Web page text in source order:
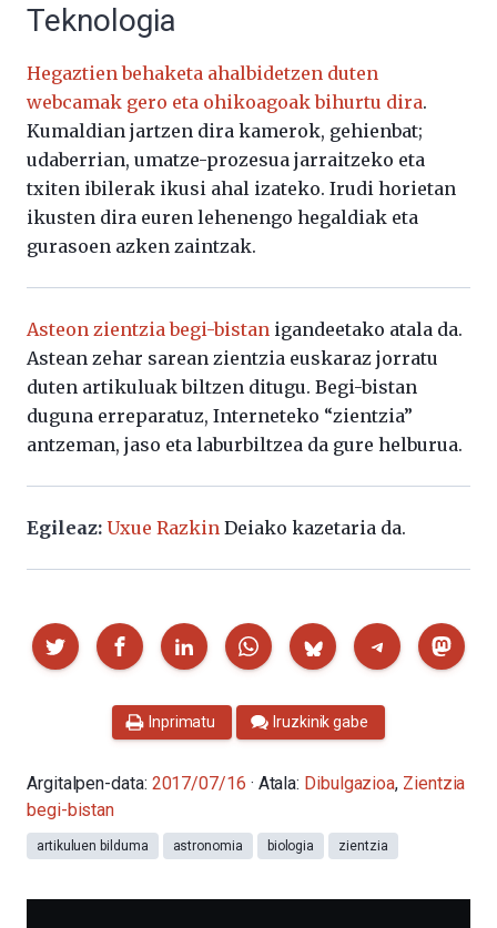
Teknologia
Hegaztien behaketa ahalbidetzen duten
webcamak gero eta ohikoagoak bihurtu dira.
Kumaldian jartzen dira kamerok, gehienbat;
udaberrian, umatze-prozesua jarraitzeko eta
txiten ibilerak ikusi ahal izateko. Irudi horietan
ikusten dira euren lehenengo hegaldiak eta
gurasoen azken zaintzak.
Asteon zientzia begi-bistan igandeetako atala da.
Astean zehar sarean zientzia euskaraz jorratu
duten artikuluak biltzen ditugu. Begi-bistan
duguna erreparatuz, Interneteko “zientzia”
antzeman, jaso eta laburbiltzea da gure helburua.
Egileaz: Uxue Razkin Deiako kazetaria da.
Partekatu
Inprimatu Iruzkinik gabe
Argitalpen-data: 2017/07/16 · Atala: Dibulgazioa, Zientzia
begi-bistan
artikuluen bilduma astronomia biologia zientzia